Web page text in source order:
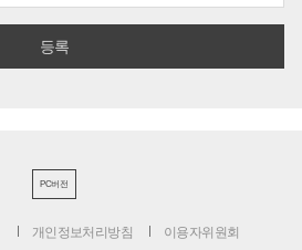
PC버전
개인정보처리방침 이용자위원회